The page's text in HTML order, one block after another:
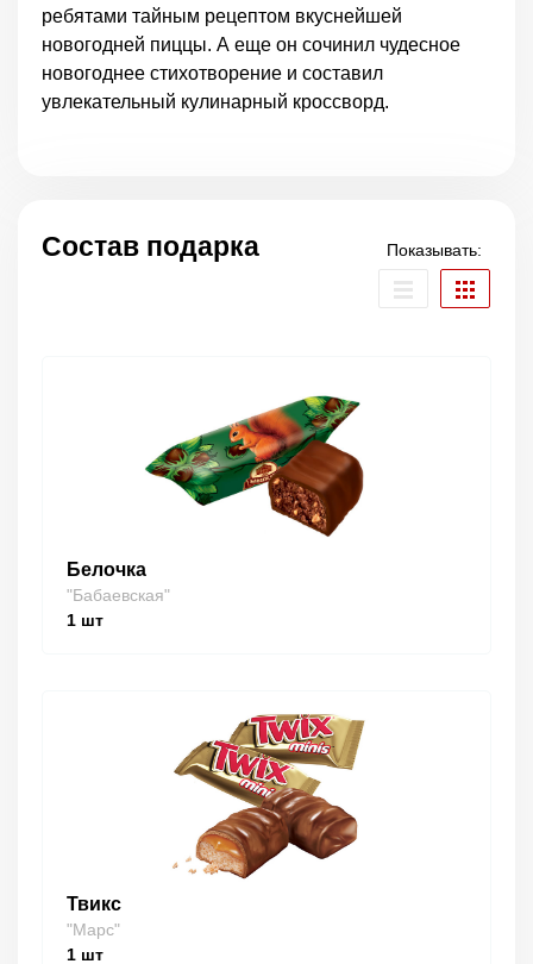
ребятами тайным рецептом вкуснейшей
новогодней пиццы. А еще он сочинил чудесное
новогоднее стихотворение и составил
увлекательный кулинарный кроссворд.
Состав подарка Показывать:
Белочка
"Бабаевская"
1 шт
Твикс
"Марс"
1 шт